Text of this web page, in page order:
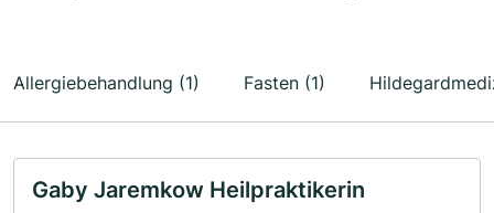
Allergiebehandlung (1) Fasten (1)
Gaby Jaremkow Heilpraktikerin